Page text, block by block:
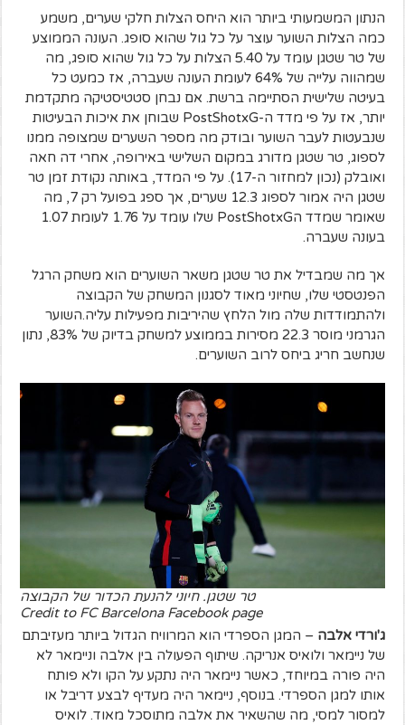
הנתון המשמעותי ביותר הוא היחס הצלות חלקי שערים, משמע
כמה הצלות השוער עוצר על כל גול שהוא סופג. העונה הממוצע
של טר שטגן עומד על 5.40 הצלות על כל גול שהוא סופג, מה
שמהווה עלייה של 64% לעומת העונה שעברה, אז כמעט כל
בעיטה שלישית הסתיימה ברשת. אם נבחן סטטיסטיקה מתקדמת
יותר, אז על פי מדד ה-PostShotxG שבוחן את איכות הבעיטות
שנבעטות לעבר השוער ובודק מה מספר השערים שמצופה ממנו
לספוג, טר שטגן מדורג במקום השלישי באירופה, אחרי דה חאה
ואובלק (נכון למחזור ה-17).
על פי המדד, באותה נקודת זמן טר
שטגן היה אמור לספוג 12.3 שערים, אך ספג בפועל רק 7, מה
שאומר שמדד הPostShotxG שלו עומד על 1.76 לעומת 1.07
בעונה שעברה.
אך מה שמבדיל את טר שטגן משאר השוערים הוא משחק הרגל
הפנטסטי שלו, שחיוני מאוד לסגנון המשחק של הקבוצה
ולהתמודדות שלה מול הלחץ שהיריבות מפעילות עליה.השוער
הגרמני מוסר 22.3 מסירות בממוצע למשחק בדיוק של 83%, נתון
שנחשב חריג ביחס לרוב השוערים.
טר שטגן. חיוני להנעת הכדור של הקבוצה
Credit to FC Barcelona Facebook page
ג'ורדי אלבה – המגן הספרדי הוא המרוויח הגדול ביותר מעזיבתם
של ניימאר ולואיס אנריקה. שיתוף הפעולה בין אלבה וניימאר לא
היה פורה במיוחד, כאשר ניימאר היה נתקע על הקו ולא פותח
אותו למגן הספרדי. בנוסף, ניימאר היה מעדיף לבצע דריבל או
למסור למסי, מה שהשאיר את אלבה מתוסכל מאוד.לואיס